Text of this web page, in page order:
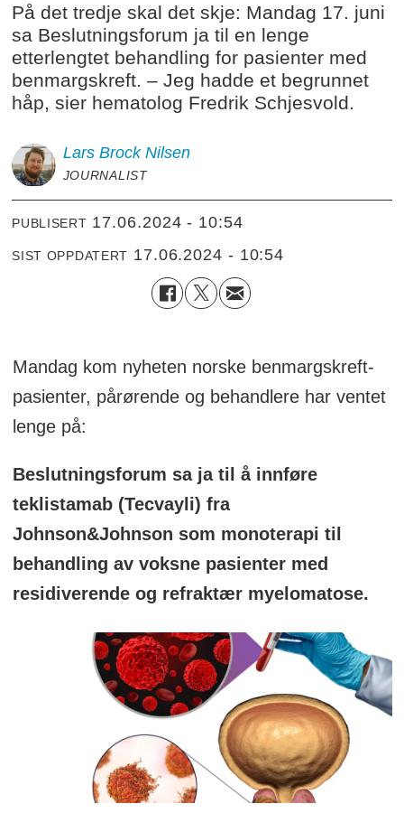
På det tredje skal det skje: Mandag 17. juni
sa Beslutningsforum ja til en lenge
etterlengtet behandling for pasienter med
benmargskreft. – Jeg hadde et begrunnet
håp, sier hematolog Fredrik Schjesvold.
Lars Brock Nilsen
JOURNALIST
PUBLISERT 17.06.2024 - 10:54
SIST OPPDATERT 17.06.2024 - 10:54
Mandag kom nyheten norske benmargskreft-
pasienter, pårørende og behandlere har ventet
lenge på:
Beslutningsforum sa ja til å innføre
teklistamab (Tecvayli) fra
Johnson&Johnson som monoterapi til
behandling av voksne pasienter med
residiverende og refraktær myelomatose.